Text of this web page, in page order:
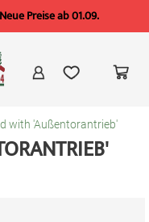
Preise ab 01.09.
with 'Außentorantrieb'